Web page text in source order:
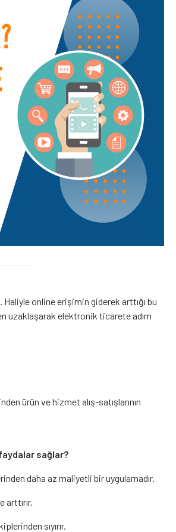
online erişimin giderek arttığı bu
uzaklaşarak elektronik ticarete adım
ürün ve hizmet alış-satışlarının
sağlar?
daha az maliyetli bir uygulamadır.
sıyırır.